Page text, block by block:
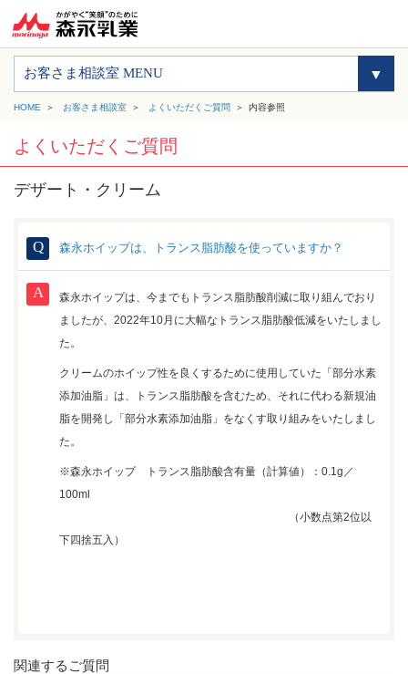
お客さま相談室 MENU
HOME お客さま相談室 よくいただくご質問 内容参照
よくいただくご質問
デザート・クリーム
森永ホイップは、トランス脂肪酸を使っていますか？
森永ホイップは、今までもトランス脂肪酸削減に取り組んでおり
ましたが、2022年10月に大幅なトランス脂肪酸低減をいたしまし
た。
クリームのホイップ性を良くするために使用していた「部分水素
添加油脂」は、トランス脂肪酸を含むため、それに代わる新規油
脂を開発し「部分水素添加油脂」をなくす取り組みをいたしまし
た。
※森永ホイップ トランス脂肪酸含有量（計算値）：0.1g／
100ml
（小数点第2位以
下四捨五入）
関連するご質問